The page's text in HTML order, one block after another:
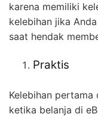
karena memiliki
kelebihan jika
saat hendak
Praktis
Kelebihan
ketika belanja di